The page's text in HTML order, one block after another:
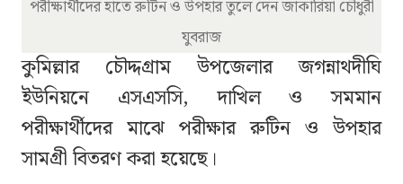
পরীক্ষার্থীদের হাতে রুটিন ও উপহার তুলে দেন জাকারিয়া চৌধুরী
যুবরাজ
কুমিল্লার চৌদ্দগ্রাম উপজেলার জগন্নাথদীঘি
ইউনিয়নে এসএসসি, দাখিল ও সমমান
পরীক্ষার্থীদের মাঝে পরীক্ষার রুটিন ও উপহার
সামগ্রী বিতরণ করা হয়েছে।